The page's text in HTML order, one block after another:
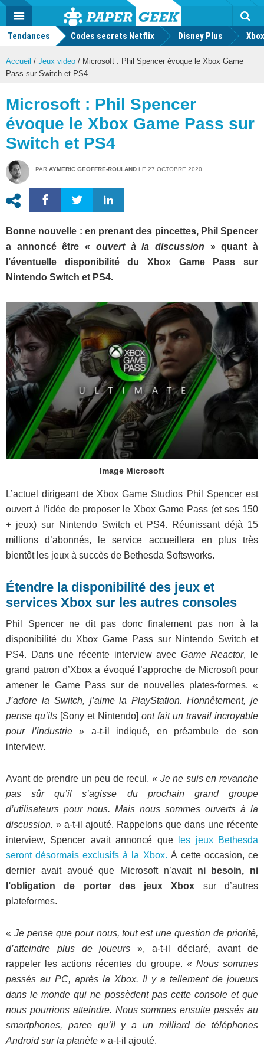
Actu
geek
MENU
Tendances Codes secrets Netflix Disney Plus
Accueil / Jeux video / Microsoft : Phil Spencer évoque le Xbox Game
Pass sur Switch et PS4
Microsoft : Phil Spencer
évoque le Xbox Game Pass sur
Switch et PS4
PAR AYMERIC GEOFFRE-ROULAND LE 27 OCTOBRE 2020
Bonne nouvelle : en prenant des pincettes, Phil Spencer
a annoncé être « ouvert à la discussion » quant à
l’éventuelle disponibilité du Xbox Game Pass sur
Nintendo Switch et PS4.
Image Microsoft
L’actuel dirigeant de Xbox Game Studios Phil Spencer est
ouvert à l’idée de proposer le Xbox Game Pass (et ses 150
+ jeux) sur Nintendo Switch et PS4. Réunissant déjà 15
millions d’abonnés, le service accueillera en plus très
bientôt les jeux à succès de Bethesda Softsworks.
Étendre la disponibilité des jeux et
services Xbox sur les autres consoles
Phil Spencer ne dit pas donc finalement pas non à la
disponibilité du Xbox Game Pass sur Nintendo Switch et
PS4. Dans une récente interview avec Game Reactor, le
grand patron d’Xbox a évoqué l’approche de Microsoft pour
amener le Game Pass sur de nouvelles plates-formes. «
J’adore la Switch, j’aime la PlayStation. Honnêtement, je
pense qu’ils [Sony et Nintendo] ont fait un travail incroyable
pour l’industrie» a-t-il indiqué, en préambule de son
interview.
Avant de prendre un peu de recul. « Je ne suis en revanche
pas sûr qu’il s’agisse du prochain grand groupe
d’utilisateurs pour nous. Mais nous sommes ouverts à la
discussion. » a-t-il ajouté. Rappelons que dans une récente
interview, Spencer avait annoncé queles jeux Bethesda
seront désormais exclusifs à la Xbox. À cette occasion, ce
dernier avait avoué que Microsoft n’avait ni besoin, ni
l’obligation de porter des jeux Xbox sur d’autres
plateformes.
« Je pense que pour nous, tout est une question de priorité,
d’atteindre plus de joueurs », a-t-il déclaré, avant de
rappeler les actions récentes du groupe. « Nous sommes
passés au PC, après la Xbox. Il y a tellement de joueurs
dans le monde qui ne possèdent pas cette console et que
nous pourrions atteindre. Nous sommes ensuite passés au
smartphones, parce qu’il y a un milliard de téléphones
Android sur la planète » a-t-il ajouté.
Mode
FacebookTwitter Youtube